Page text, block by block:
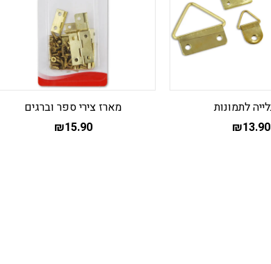
לתמונות
₪13.90
מארז צירי ספר וברגים
₪15.90